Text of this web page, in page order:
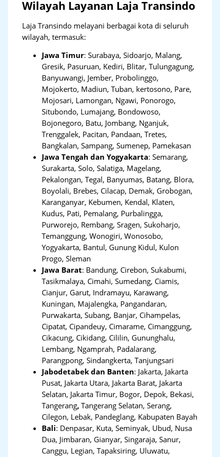
Wilayah Layanan Laja Transindo
Laja Transindo melayani berbagai kota di seluruh
wilayah, termasuk:
Jawa Timur:Surabaya, Sidoarjo, Malang,
Gresik, Pasuruan, Kediri, Blitar, Tulungagung,
Banyuwangi, Jember, Probolinggo,
Mojokerto, Madiun, Tuban, kertosono, Pare,
Mojosari, Lamongan, Ngawi, Ponorogo,
Situbondo, Lumajang, Bondowoso,
Bojonegoro, Batu, Jombang, Nganjuk,
Trenggalek, Pacitan, Pandaan, Tretes,
Bangkalan, Sampang, Sumenep, Pamekasan
Jawa Tengah dan Yogyakarta:Semarang,
Surakarta, Solo, Salatiga, Magelang,
Pekalongan, Tegal, Banyumas, Batang, Blora,
Boyolali, Brebes, Cilacap, Demak, Grobogan,
Karanganyar, Kebumen, Kendal, Klaten,
Kudus, Pati, Pemalang, Purbalingga,
Purworejo, Rembang, Sragen, Sukoharjo,
Temanggung, Wonogiri, Wonosobo,
Yogyakarta, Bantul, Gunung Kidul, Kulon
Progo, Sleman
Jawa Barat: Bandung, Cirebon, Sukabumi,
Tasikmalaya, Cimahi, Sumedang, Ciamis,
Cianjur, Garut, Indramayu, Karawang,
Kuningan, Majalengka, Pangandaran,
Purwakarta, Subang, Banjar, Cihampelas,
Cipatat, Cipandeuy, Cimarame, Cimanggung,
Cikacung, Cikidang, Cililin, Gununghalu,
Lembang, Ngamprah, Padalarang,
Parangpong, Sindangkerta, Tanjungsari
Jabodetabek dan Banten: Jakarta, Jakarta
Pusat, Jakarta Utara, Jakarta Barat, Jakarta
Selatan, Jakarta Timur, Bogor, Depok, Bekasi,
Tangerang,Tangerang Selatan, Serang,
Cilegon, Lebak, Pandeglang, Kabupaten Bayah
Bali: Denpasar, Kuta, Seminyak, Ubud, Nusa
Dua, Jimbaran, Gianyar, Singaraja, Sanur,
Canggu, Legian, Tapaksiring, Uluwatu,